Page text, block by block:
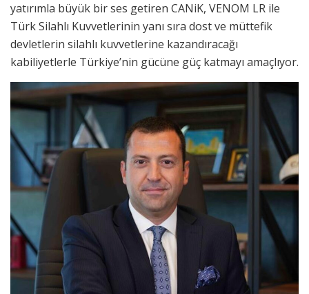
yatırımla büyük bir ses getiren CANiK, VENOM LR ile
Türk Silahlı Kuvvetlerinin yanı sıra dost ve müttefik
devletlerin silahlı kuvvetlerine kazandıracağı
kabiliyetlerle Türkiye’nin gücüne güç katmayı amaçlıyor.